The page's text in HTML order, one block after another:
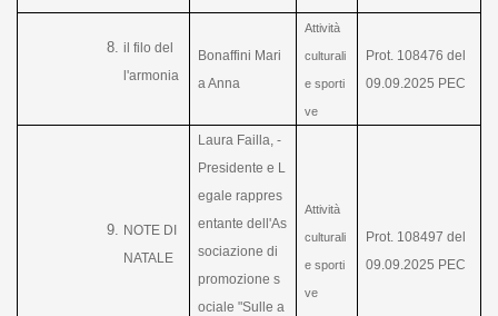
il filo del
l'armonia
Bonaffini Mari
a Anna
Attività
culturali
e sporti
ve
Prot. 108476 del
09.09.2025 PEC
NOTE DI
NATALE
Laura Failla, -
Presidente e L
egale rappres
entante dell'As
sociazione di
promozione s
ociale "Sulle a
Attività
culturali
e sporti
ve
Prot. 108497 del
09.09.2025 PEC